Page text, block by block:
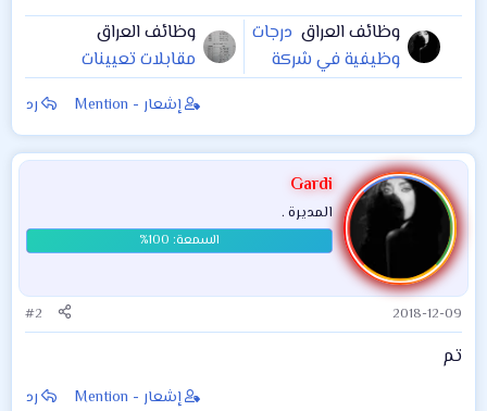
وظائف العراق درجات
وظيفية في شركة
نفط الشمال
وظائف العراق
مقابلات تعيينات
هيئة استثمار ميسان
إشعار - Mention رد
Gardi
المديرة .
2018-12-09
#2
تم
إشعار - Mention رد